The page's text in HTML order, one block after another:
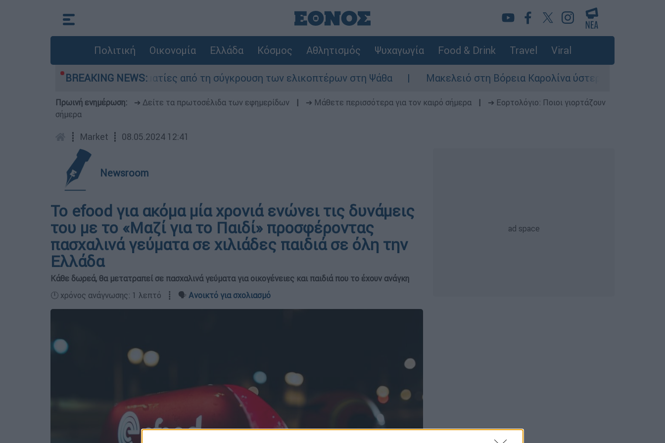
Πολιτική Οικονομία Ελλάδα Κόσμος Αθλητισμός Ψυχαγωγία Food & Drink Travel Viral
BREAKING NEWS:
κατέθεσαν οι δύο τραυματίες από τη σύγκρουση των ελικοπτέρων στη Ψάθα Μακελειό στη Βόρεια Καρολίνα ύστερα από
Πρωινή ενημέρωση: ➔ Δείτε τα πρωτοσέλιδα των εφημερίδων ➔ Μάθετε περισσότερα για τον καιρό σήμερα
➔ Εορτολόγιο: Ποιοι γιορτάζουν
σήμερα
┋ Market ┋ 08.05.2024 12:41
Newsroom
Το efood για ακόμα μία χρονιά ενώνει τις δυνάμεις
του με το «Μαζί για το Παιδί» προσφέροντας
πασχαλινά γεύματα σε χιλιάδες παιδιά σε όλη την
Ελλάδα
Κάθε δωρεά, θα μετατραπεί σε πασχαλινά γεύματα για οικογένειες και παιδιά που το έχουν ανάγκη
🕛 χρόνος ανάγνωσης: 1 λεπτό ┋ 🗣️ Ανοικτό για σχολιασμό